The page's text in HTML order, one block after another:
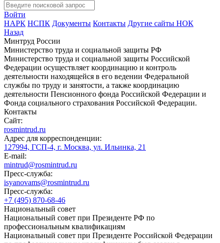
Войти
НАРК НСПК Документы Контакты Другие сайты НОК
Назад
Минтруд России
Министерство труда и социальной защиты РФ
Министерство труда и социальной защиты Российской
Федерации осуществляет координацию и контроль
деятельности находящейся в его ведении Федеральной
службы по труду и занятости, а также координацию
деятельности Пенсионного фонда Российской Федерации и
Фонда социального страхования Российской Федерации.
Контакты
Сайт:
rosmintrud.ru
Адрес для корреспонденции:
127994, ГСП-4, г. Москва, ул. Ильинка, 21
E-mail:
mintrud@rosmintrud.ru
Пресс-служба:
isyanovams@rosmintrud.ru
Пресс-служба:
+7 (495) 870-68-46
Национальный совет
Национальный совет при Президенте РФ по
профессиональным квалификациям
Национальный совет при Президенте Российской Федерации